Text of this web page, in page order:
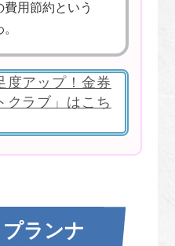
費用節約という
度アップ！金券
クラブ」はこち
ランナ